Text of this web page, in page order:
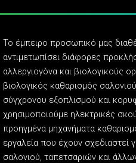
Το έμπειρο προσωπικό μας
αντιμετωπίσει διάφορες
αλλεργιογόνα και βιολογικούς
βιολογικός καθαρισμός
σύγχρονου εξοπλισμού και
χρησιμοποιούμε ηλεκτρικές
προηγμένα μηχανήματα
εργαλεία που έχουν σχεδιαστεί
σαλονιού, ταπετσαριών και